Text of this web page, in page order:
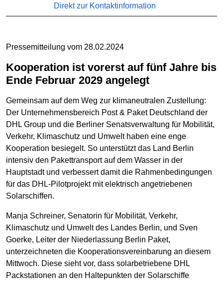
Direkt zur Kontaktinformation
Pressemitteilung vom 28.02.2024
Kooperation ist vorerst auf fünf Jahre bis
Ende Februar 2029 angelegt
Gemeinsam auf dem Weg zur klimaneutralen Zustellung:
Der Unternehmensbereich Post & Paket Deutschland der
DHL Group und die Berliner Senatsverwaltung für Mobilität,
Verkehr, Klimaschutz und Umwelt haben eine enge
Kooperation besiegelt. So unterstützt das Land Berlin
intensiv den Pakettransport auf dem Wasser in der
Hauptstadt und verbessert damit die Rahmenbedingungen
für das DHL-Pilotprojekt mit elektrisch angetriebenen
Solarschiffen.
Manja Schreiner, Senatorin für Mobilität, Verkehr,
Klimaschutz und Umwelt des Landes Berlin, und Sven
Goerke, Leiter der Niederlassung Berlin Paket,
unterzeichneten die Kooperationsvereinbarung an diesem
Mittwoch. Diese sieht vor, dass solarbetriebene DHL
Packstationen an den Haltepunkten der Solarschiffe